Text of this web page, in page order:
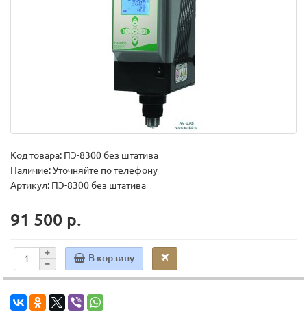
Код товара: ПЭ-8300 без штатива
Наличие: Уточняйте по телефону
Артикул: ПЭ-8300 без штатива
91 500 р.
В корзину